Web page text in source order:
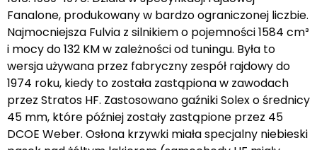
Fanalone, produkowany w bardzo ograniczonej liczbie.
Najmocniejsza Fulvia z silnikiem o pojemności 1584 cm³
i mocy do 132 KM w zależności od tuningu. Była to
wersja używana przez fabryczny zespół rajdowy do
1974 roku, kiedy to została zastąpiona w zawodach
przez Stratos HF. Zastosowano gaźniki Solex o średnicy
45 mm, które później zostały zastąpione przez 45
DCOE Weber. Osłona krzywki miała specjalny niebieski